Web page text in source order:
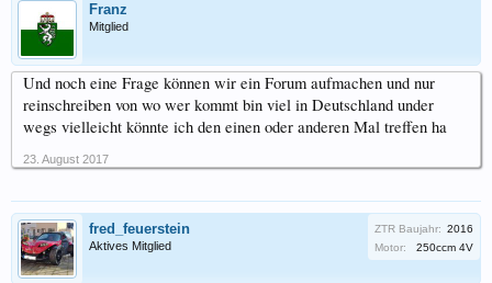
Franz
Mitglied
Und noch eine Frage können wir ein Forum aufmachen und nur
reinschreiben von wo wer kommt bin viel in Deutschland under
wegs vielleicht könnte ich den einen oder anderen Mal treffen ha
23. August 2017
fred_feuerstein
Aktives Mitglied
ZTR Baujahr: 2016
Motor:
250ccm 4V